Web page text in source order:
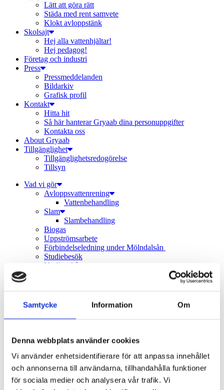
Samtycke Information Om
Denna webbplats använder cookies
Vi använder enhetsidentifierare för att anpassa innehållet
och annonserna till användarna, tillhandahålla funktioner
för sociala medier och analysera vår trafik. Vi
Lätt att göra rätt
Städa med rent samvete
Klokt avloppstänk
Skolsajt
Hej alla vattenhjältar!
Hej pedagog!
Företag och industri
Press
Pressmeddelanden
Bildarkiv
Grafisk profil
Kontakt
Hitta hit
Så här hanterar Gryaab dina personuppgifter
Kontakta oss
About Gryaab
Tillgänglighet
Tillgänglighetsredogörelse
Tillsyn
Vad vi gör
Avloppsvattenrening
Vatten­behandling
Slam
Slambehandling
Biogas
Uppströmsarbete
Förbindelseledning under Mölndalsån
Studiebesök
Vanliga frågor
Om Gryaab
Styrelse
Publikationer och informationsmaterial
Säkerhetsinformation till allmänheten
Nya Rya – framtidens avloppsvattenrening
Gryaabs miljötillstånd
Jobba hos oss
Lediga tjänster
Karriär
Kultur